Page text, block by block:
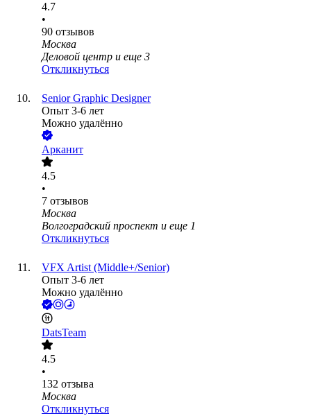
4.7
•
90 отзывов
Москва
Деловой центр и еще 3
Откликнуться
Senior Graphic Designer
Опыт 3-6 лет
Можно удалённо
Арканит
4.5
•
7 отзывов
Москва
Волгоградский проспект и еще 1
Откликнуться
VFX Artist (Middle+/Senior)
Опыт 3-6 лет
Можно удалённо
DatsTeam
4.5
•
132 отзыва
Москва
Откликнуться